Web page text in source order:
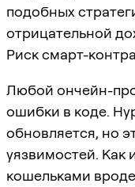
подобных
отрицательной
Риск смарт-
Любой ончейн-
ошибки в коде.
обновляется, но
уязвимостей. Как
кошельками